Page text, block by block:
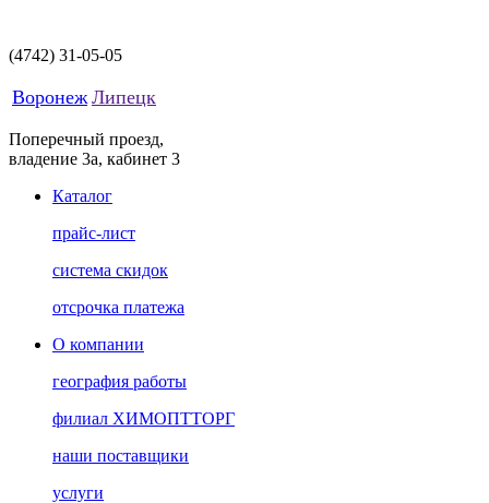
(4742) 31-05-05
Воронеж Липецк
Поперечный проезд,
владение 3а, кабинет 3
Каталог
прайс-лист
система скидок
отсрочка платежа
О компании
география работы
филиал ХИМОПТТОРГ
наши поставщики
услуги